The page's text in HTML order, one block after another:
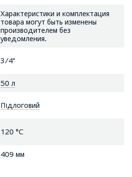
Характеристики и комплектация
товара могут быть изменены
производителем без
уведомления.
3/4"
50 л
Підлоговий
120 °С
409 мм